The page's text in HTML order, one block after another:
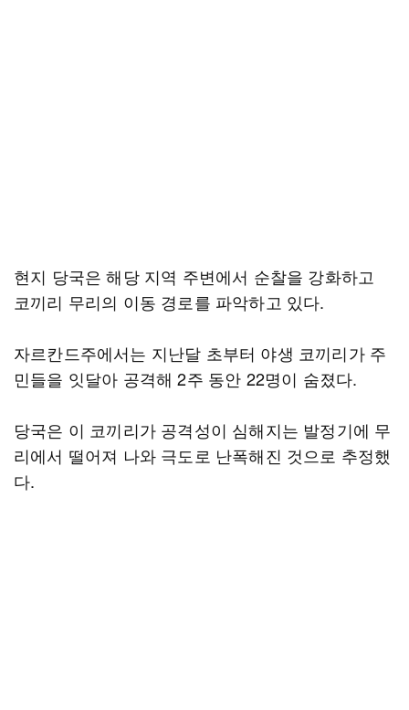
현지 당국은 해당 지역 주변에서 순찰을 강화하고
코끼리 무리의 이동 경로를 파악하고 있다.
자르칸드주에서는 지난달 초부터 야생 코끼리가 주
민들을 잇달아 공격해 2주 동안 22명이 숨졌다.
당국은 이 코끼리가 공격성이 심해지는 발정기에 무
리에서 떨어져 나와 극도로 난폭해진 것으로 추정했
다.